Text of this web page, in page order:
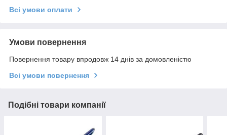
Всі умови оплати
Умови повернення
Повернення товару впродовж 14 днів за домовленістю
Всі умови повернення
Подібні товари компанії